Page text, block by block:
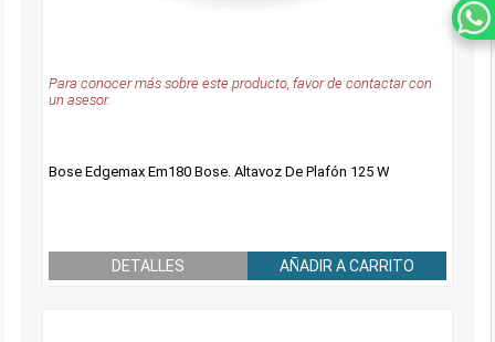
Para conocer más sobre este producto, favor de contactar con
un asesor.
Bose Edgemax Em180 Bose. Altavoz De Plafón 125 W
DETALLES AÑADIR A CARRITO